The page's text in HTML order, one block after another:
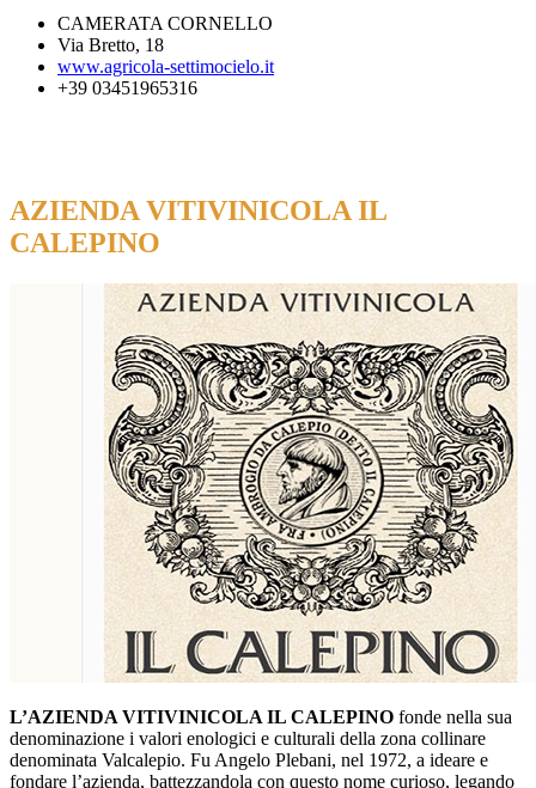
CAMERATA CORNELLO
Via Bretto, 18
www.agricola-settimocielo.it
+39 03451965316
AZIENDA VITIVINICOLA IL
CALEPINO
L’AZIENDA VITIVINICOLA IL CALEPINO fonde nella sua
denominazione i valori enologici e culturali della zona collinare
denominata Valcalepio. Fu Angelo Plebani, nel 1972, a ideare e
fondare l’azienda, battezzandola con questo nome curioso, legando